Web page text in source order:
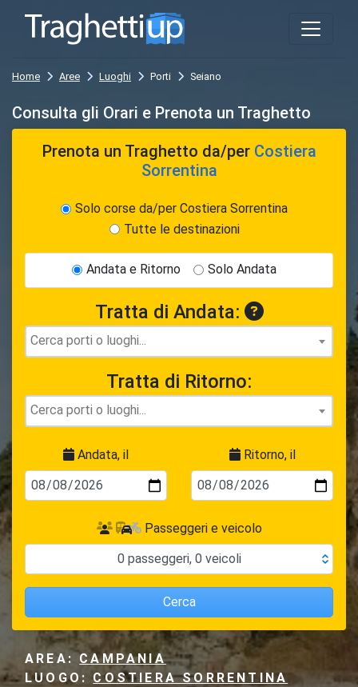
Home Aree Luoghi Porti Seiano
AREA: CAMPANIA
LUOGO:COSTIERA SORRENTINA
Consulta gli Orari e Prenota un Traghetto
Prenota un Traghetto da/per Costiera
Sorrentina
Solo corse da/per Costiera Sorrentina
Tutte le destinazioni
Andata e Ritorno Solo Andata
Tratta di Andata:
Tratta di Ritorno:
Andata, il Ritorno, il
Passeggeri e veicolo
0 passeggeri, 0 veicoli
Cerca